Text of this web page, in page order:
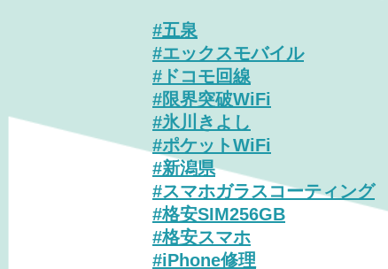
#五泉
#エックスモバイル
# ドコモ回線
#限界突破WiFi
#氷川きよし
#ポケットWiFi
#新潟県
#スマホガラスコーティング
#格安SIM256GB
#格安スマホ
#iPhone修理